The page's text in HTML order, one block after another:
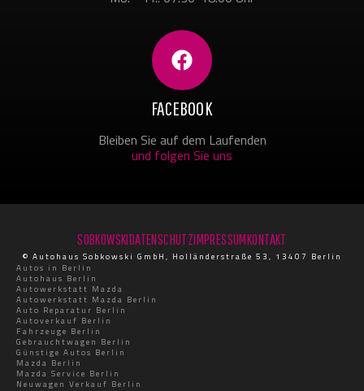
FACEBOOK
Bleiben Sie auf dem Laufenden
und folgen Sie uns
SOBKOWSKIDATENSCHUTZIMPRESSUMKONTAKT
© Autohaus Sobkowski GmbH, Holländerstraße 53, 13407 Berlin
Autos in Berlin
Autohaus Berlin
Autowerkstatt Mazda
Autowerkstatt Mazda Berlin
Auto Reparatur Berlin
Autoverkauf Berlin
Fahrzeuge Berlin
Gebrauchtwagen Berlin
Günstige Autos Berlin
Mazda Berlin
Mazda Service Berlin
Neuwagen Verkauf Berlin